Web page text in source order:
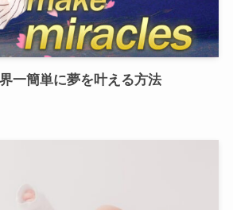
一簡単に夢を叶える方法